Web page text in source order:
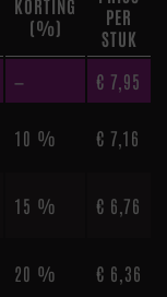
KORTING
(%)
PER
STUK
— € 7,95
10 % € 7,16
15 % € 6,76
20 % € 6,36